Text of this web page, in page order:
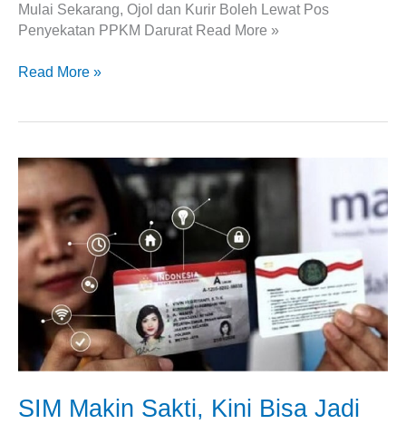
Mulai Sekarang, Ojol dan Kurir Boleh Lewat Pos
Penyekatan PPKM Darurat Read More »
Read More »
SIM Makin Sakti, Kini Bisa Jadi
SIM
Sakti,
Kini
Bisa
Jadi
Alat
Bayar
Nontunai!